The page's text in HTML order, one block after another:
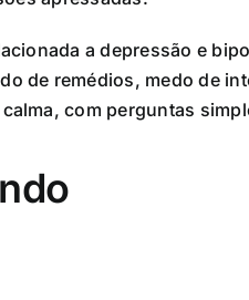
a depressão e
de remédios, medo de
com perguntas